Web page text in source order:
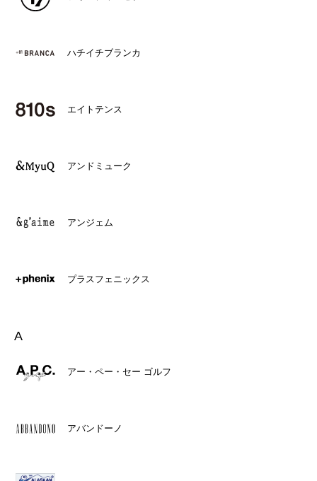
ハチイチブランカ
エイトテンス
アンドミューク
アンジェム
プラスフェニックス
A
アー・ペー・セー ゴルフ
アバンドーノ